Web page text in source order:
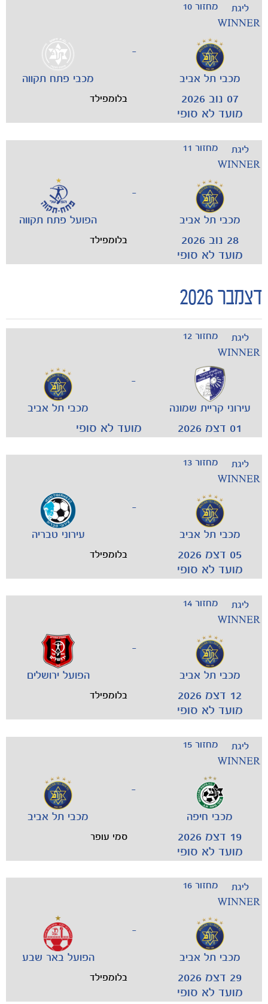
כרטיסים
ליגת
WINNER
מחזור 10
מכבי תל אביב
-
מכבי פתח תקווה
07 נוב 2026 בלומפילד
מועד לא סופי
ליגת
WINNER
מחזור 11
מכבי תל אביב
-
הפועל פתח תקווה
28 נוב 2026 בלומפילד
מועד לא סופי
דצמבר 2026
ליגת
WINNER
מחזור 12
מכבי תל אביב
-
עירוני קריית שמונה
01 דצמ 2026 מועד לא סופי
ליגת
WINNER
מחזור 13
מכבי תל אביב
-
עירוני טבריה
05 דצמ 2026 בלומפילד
מועד לא סופי
ליגת
WINNER
מחזור 14
מכבי תל אביב
-
הפועל ירושלים
12 דצמ 2026 בלומפילד
מועד לא סופי
ליגת
WINNER
מחזור 15
מכבי תל אביב
-
מכבי חיפה
19 דצמ 2026 סמי עופר
מועד לא סופי
ליגת
WINNER
מחזור 16
מכבי תל אביב
-
הפועל באר שבע
29 דצמ 2026 בלומפילד
מועד לא סופי